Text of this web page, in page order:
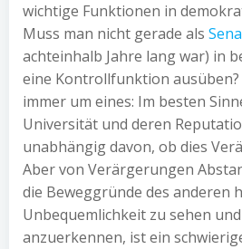
wichtige Funktionen in
Muss man nicht gerade als
achteinhalb Jahre lang war) in
eine Kontrollfunktion
immer um eines: Im besten
Universität und deren
unabhängig davon, ob dies
Aber von Verärgerungen
die Beweggründe des anderen
Unbequemlichkeit zu sehen
anzuerkennen, ist ein